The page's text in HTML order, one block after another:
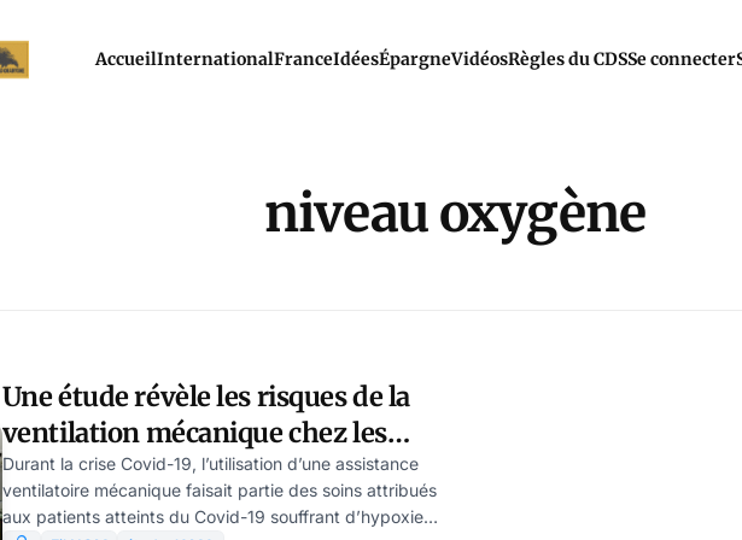
AccueilInternationalFranceIdéesÉpargneVidéosRègles du CDSSe connecter
niveau oxygène
Une étude révèle les risques de la
ventilation mécanique chez les
patients COVID en soins intensifs
Durant la crise Covid-19, l’utilisation d’une assistance
ventilatoire mécanique faisait partie des soins attribués
aux patients atteints du Covid-19 souffrant d’hypoxie.